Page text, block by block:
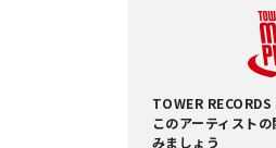
TOWER RECORDS
このアーティスト
みましょう